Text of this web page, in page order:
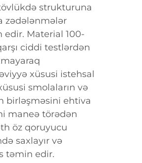
strukturuna
zədələnmələr
edir. Material 100-
ciddi testlərdən
xüsusi istehsal
smolaların və
birləşməsini ehtiva
maneə törədən
öz qoruyucu
saxlayır və
təmin edir.